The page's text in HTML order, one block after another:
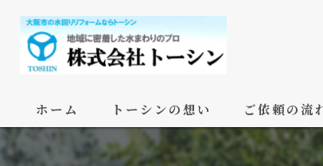
ホーム トーシンの想い ご依頼の流